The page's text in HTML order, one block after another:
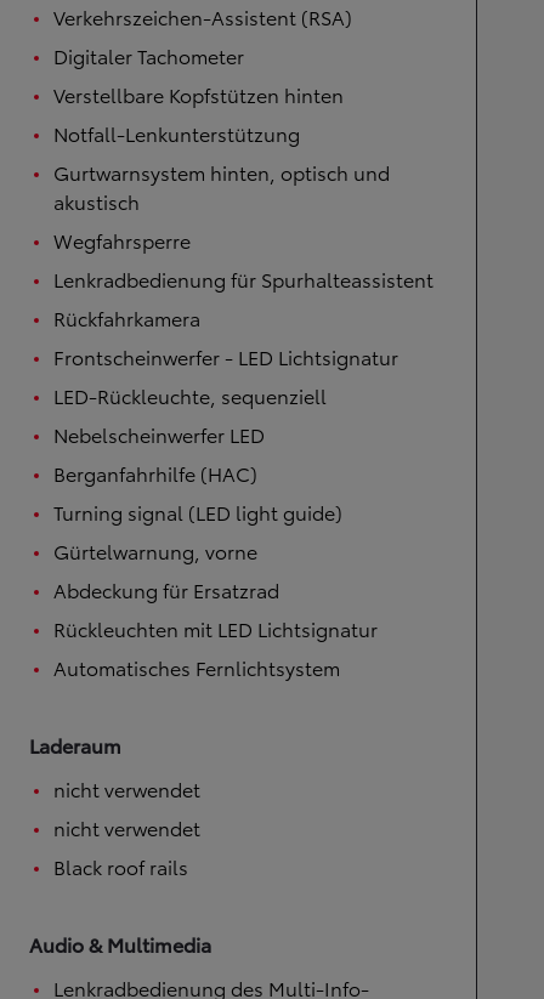
Verkehrszeichen-Assistent (RSA)
Digitaler Tachometer
Verstellbare Kopfstützen hinten
Notfall-Lenkunterstützung
Gurtwarnsystem hinten, optisch und
akustisch
Wegfahrsperre
Lenkradbedienung für Spurhalteassistent
Rückfahrkamera
Frontscheinwerfer - LED Lichtsignatur
LED-Rückleuchte, sequenziell
Nebelscheinwerfer LED
Berganfahrhilfe (HAC)
Turning signal (LED light guide)
Gürtelwarnung, vorne
Abdeckung für Ersatzrad
Rückleuchten mit LED Lichtsignatur
Automatisches Fernlichtsystem
Laderaum
nicht verwendet
nicht verwendet
Black roof rails
Audio & Multimedia
Lenkradbedienung des Multi-Info-